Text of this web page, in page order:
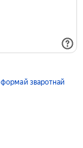
формай зваротнай